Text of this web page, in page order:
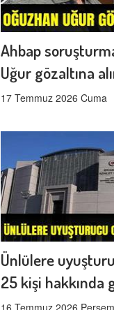
Ahbap
Uğur gözaltına
17 Temmuz 2026 Cuma
Ünlülere
25 kişi hakkında
16 Temmuz 2026